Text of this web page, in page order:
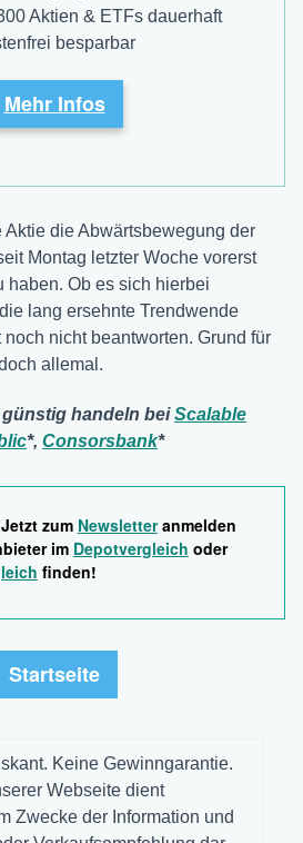
Aktien & ETFs dauerhaft
besparbar
Mehr Infos
die Abwärtsbewegung der
Montag letzter Woche vorerst
haben. Ob es sich hierbei
lang ersehnte Trendwende
nicht beantworten. Grund für
allemal.
handeln beiScalable
*, Consorsbank*
zum Newsletteranmelden
im Depotvergleich oder
finden!
Startseite
Keine Gewinngarantie.
Webseite dient
Zwecke der Information und